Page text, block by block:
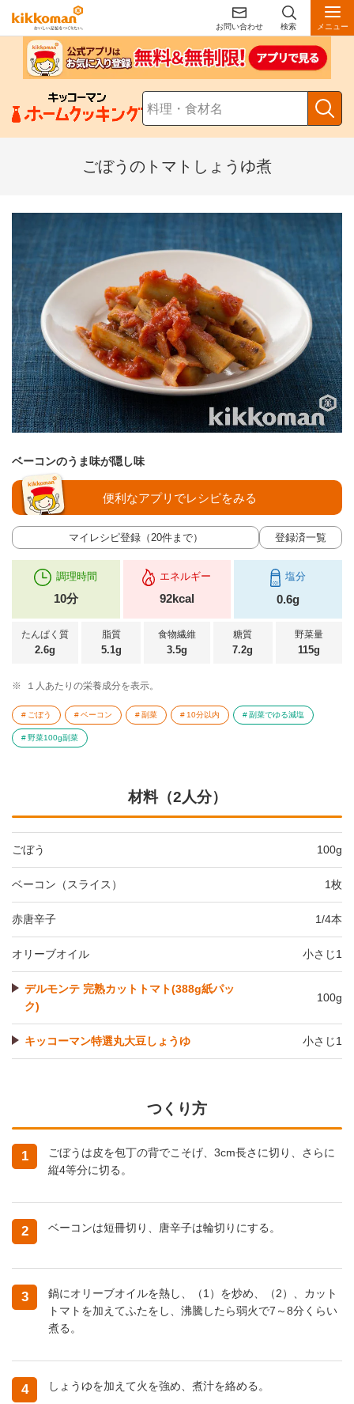
お問い合わせ 検索 メニュー
ごぼうのトマトしょうゆ煮
ベーコンのうま味が隠し味
マイレシピ登録（20件まで） 登録済一覧
便利なアプリでレシピをみる
調理時間
10分
エネルギー
92kcal
塩分
0.6g
たんぱく質
2.6g
脂質
5.1g
食物繊維
3.5g
糖質
7.2g
野菜量
115g
※ １人あたりの栄養成分を表示。
ごぼう ベーコン 副菜 10分以内 副菜でゆる減塩
野菜100g副菜
材料（2人分）
ごぼう 100g
ベーコン（スライス） 1枚
赤唐辛子 1/4本
オリーブオイル 小さじ1
デルモンテ 完熟カットトマト(388g紙パッ
ク)
100g
キッコーマン特選丸大豆しょうゆ 小さじ1
つくり方
1
ごぼうは皮を包丁の背でこそげ、3cm長さに切り、さらに
縦4等分に切る。
2 ベーコンは短冊切り、唐辛子は輪切りにする。
3
鍋にオリーブオイルを熱し、（1）を炒め、（2）、カット
トマトを加えてふたをし、沸騰したら弱火で7～8分くらい
煮る。
4 しょうゆを加えて火を強め、煮汁を絡める。